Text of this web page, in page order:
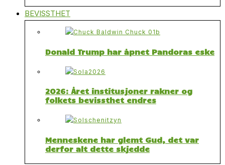
BEVISSTHET
Donald Trump har åpnet Pandoras eske
2026: Året institusjoner rakner og
folkets bevissthet endres
Menneskene har glemt Gud, det var
derfor alt dette skjedde